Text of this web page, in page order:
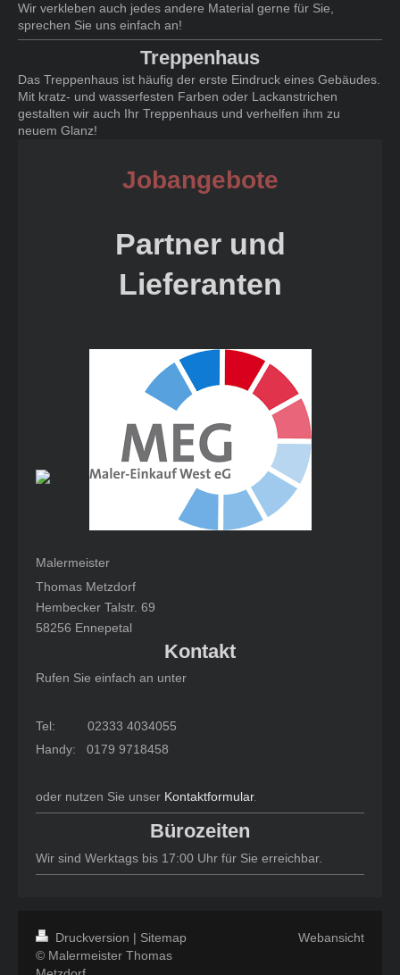
Wir verkleben auch jedes andere Material gerne für Sie,
sprechen Sie uns einfach an!
Treppenhaus
Das Treppenhaus ist häufig der erste Eindruck eines Gebäudes.
Mit kratz- und wasserfesten Farben oder Lackanstrichen
gestalten wir auch Ihr Treppenhaus und verhelfen ihm zu
neuem Glanz!
Jobangebote
Partner und
Lieferanten
Malermeister
Thomas Metzdorf
Hembecker Talstr. 69
58256 Ennepetal
Kontakt
Rufen Sie einfach an unter
Tel: 02333 4034055
Handy: 0179 9718458
oder nutzen Sie unser Kontaktformular.
Bürozeiten
Wir sind Werktags bis 17:00 Uhr für Sie erreichbar.
Druckversion | Sitemap
© Malermeister Thomas
Webansicht